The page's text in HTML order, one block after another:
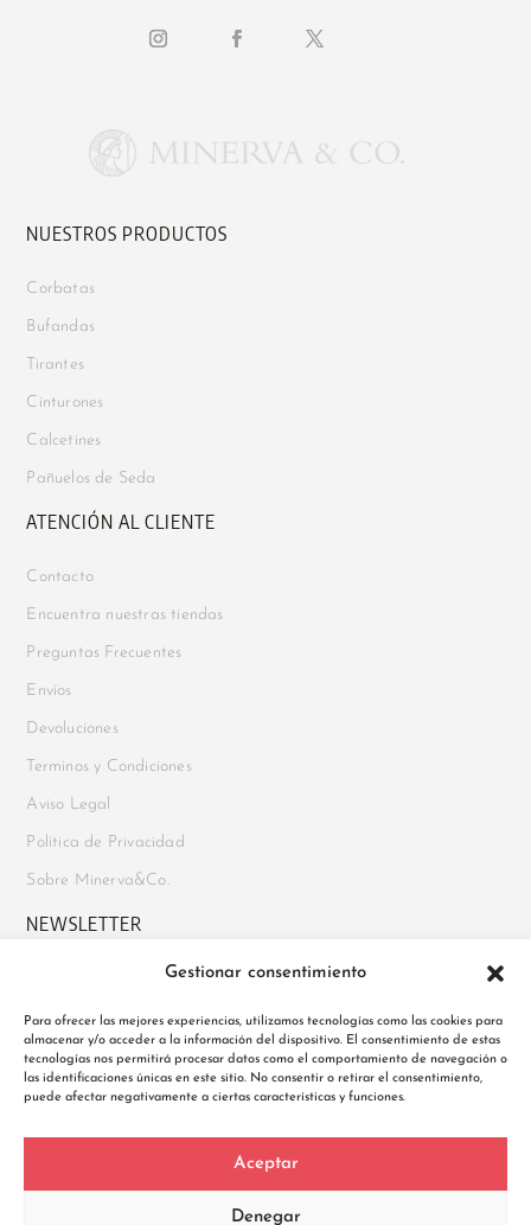
Gestionar consentimiento
Para ofrecer las mejores experiencias, utilizamos tecnologías como las cookies para
almacenar y/o acceder a la información del dispositivo. El consentimiento de estas
tecnologías nos permitirá procesar datos como el comportamiento de navegación o
las identificaciones únicas en este sitio. No consentir o retirar el consentimiento,
puede afectar negativamente a ciertas características y funciones.
Aceptar
Denegar
NUESTROS PRODUCTOS
Corbatas
Bufandas
Tirantes
Cinturones
Calcetines
Pañuelos de Seda
ATENCIÓN AL CLIENTE
Contacto
Encuentra nuestras tiendas
Preguntas Frecuentes
Envíos
Devoluciones
Terminos y Condiciones
Aviso Legal
Política de Privacidad
Sobre Minerva&Co.
NEWSLETTER
Suscríbete para recibir novedades, acceso a ofertas exclusivas y
mucho más. Además, disfruta de un
10% de descuento en tu
primer pedidoal registrarte.
He leído y acepto la Política de Privacidad